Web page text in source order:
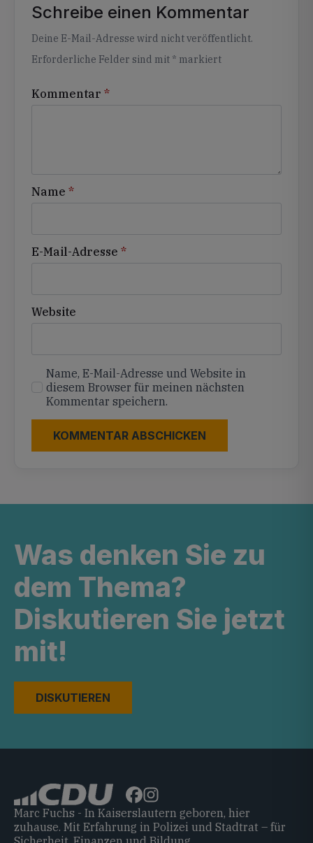
Schreibe einen Kommentar
Deine E-Mail-Adresse wird nicht veröffentlicht.
Erforderliche Felder sind mit * markiert
Kommentar *
Name *
E-Mail-Adresse *
Website
Name, E-Mail-Adresse und Website in
diesem Browser für meinen nächsten
Kommentar speichern.
Alternative:
Was denken Sie zu
dem Thema?
Diskutieren Sie jetzt
mit!
DISKUTIEREN
Marc Fuchs - In Kaiserslautern geboren, hier
zuhause. Mit Erfahrung in Polizei und Stadtrat – für